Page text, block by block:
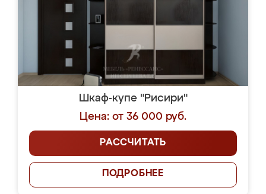
Шкаф-купе "Рисири"
Цена: от 36 000 руб.
РАССЧИТАТЬ
ПОДРОБНЕЕ